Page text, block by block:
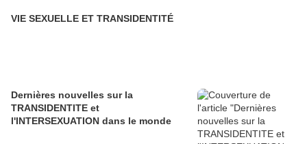
VIE SEXUELLE ET TRANSIDENTITÉ
Dernières nouvelles sur la
TRANSIDENTITE et
l'INTERSEXUATION dans le monde